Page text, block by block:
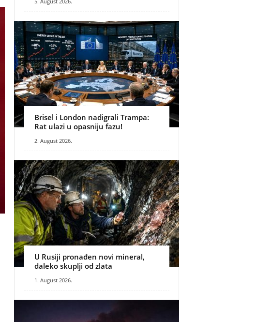
Brisel i London nadigrali Trampa:
Rat ulazi u opasniju fazu!
2. August 2026.
U Rusiji pronađen novi mineral,
daleko skuplji od zlata
1. August 2026.